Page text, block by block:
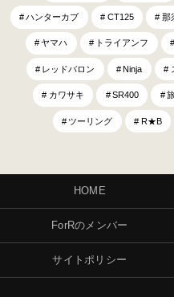
ハンターカブ CT125 那
ヤマハ トライアンフ
レッドバロン Ninja
カワサキ SR400
ツーリング R★B
HOME
ForRのメンバー
サイトポリシー